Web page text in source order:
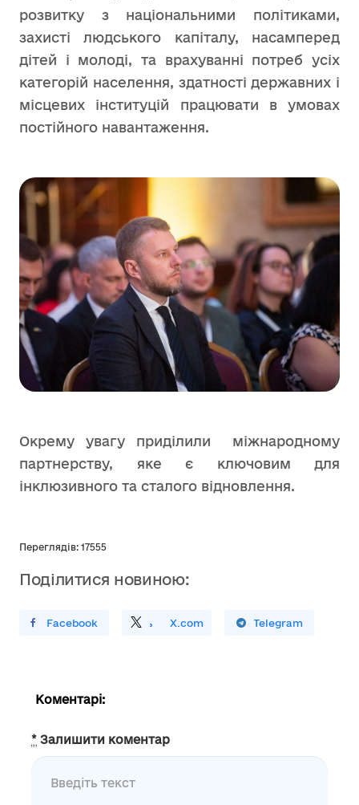
розвитку з національними політиками,
захисті людського капіталу, насамперед
дітей і молоді, та врахуванні потреб усіх
категорій населення, здатності державних і
місцевих інституцій працювати в умовах
постійного навантаження.
Окрему увагу приділили міжнародному
партнерству, яке є ключовим для
інклюзивного та сталого відновлення.
Переглядів: 17555
Поділитися новиною:
У FacebookПоділитись X.com
Поширити У Telegram
Коментарі:
* Залишити коментар